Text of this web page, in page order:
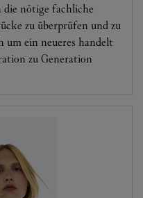
die nötige fachliche
zu überprüfen und zu
um ein neueres handelt
zu Generation